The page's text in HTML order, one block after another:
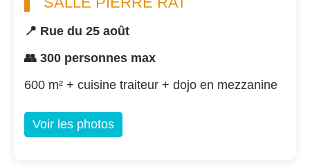
📍 Rue du 25 août
👥 300 personnes max
600 m² + cuisine traiteur + dojo en mezzanine
Voir les photos